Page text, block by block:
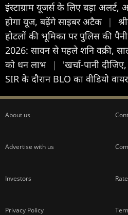
इंस्टाग्राम यूजर्स के लिए बड़ा
होगा यूज, बढ़ेंगे साइबर अटैक
|
होटलों की भूमिका पर पुलिस की
2026: सावन से पहले शनि वक्री,
को धन लाभ
|
'खर्चा-पानी
SIR के दौरान BLO का वीडियो
About us
Advertise with us
Investors
Privacy Policy